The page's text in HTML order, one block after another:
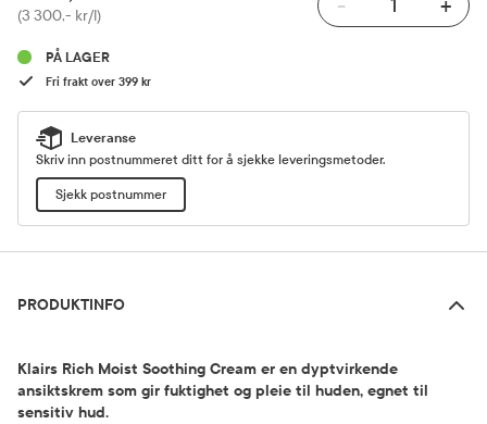
Pris
(3 300,- kr/l) - +
PÅ LAGER
Fri frakt over 399 kr
Leveranse
Skriv inn postnummeret ditt for å sjekke leveringsmetoder.
Sjekk postnummer
PRODUKTINFO
Klairs Rich Moist Soothing Cream er en dyptvirkende
ansiktskrem som gir fuktighet og pleie til huden, egnet til
sensitiv hud.